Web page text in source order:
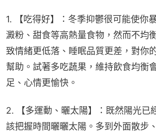
1. 【吃得好】：冬季抑鬱很可能使你
澱粉、甜食等高熱量食物，然而不均
致情緒更低落、睡眠品質更差，對你
幫助。試著多吃蔬果，維持飲食均衡
足、心情更愉快。
2. 【多運動、曬太陽】：既然陽光已
該把握時間曬曬太陽。多到外面散步